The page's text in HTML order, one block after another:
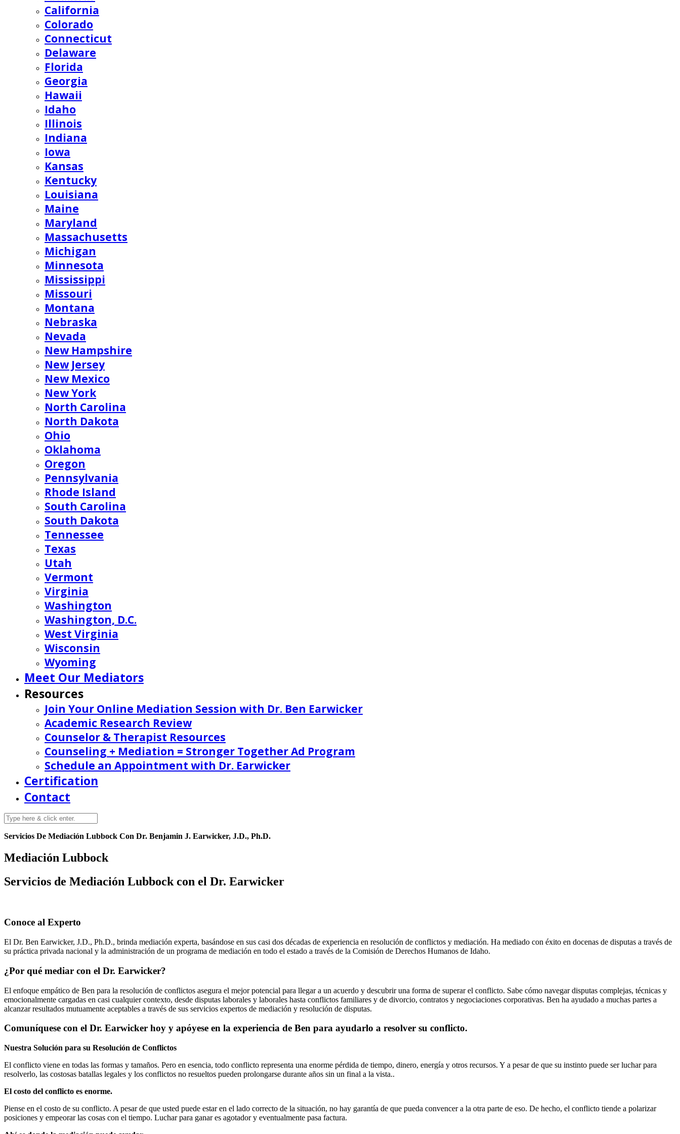
California
Colorado
Connecticut
Delaware
Florida
Georgia
Hawaii
Idaho
Illinois
Indiana
Iowa
Kansas
Kentucky
Louisiana
Maine
Maryland
Massachusetts
Michigan
Minnesota
Mississippi
Missouri
Montana
Nebraska
Nevada
New Hampshire
New Jersey
New Mexico
New York
North Carolina
North Dakota
Ohio
Oklahoma
Oregon
Pennsylvania
Rhode Island
South Carolina
South Dakota
Tennessee
Texas
Utah
Vermont
Virginia
Washington
Washington, D.C.
West Virginia
Wisconsin
Wyoming
Meet Our Mediators
Resources
Join Your Online Mediation Session with Dr. Ben Earwicker
Academic Research Review
Counselor & Therapist Resources
Counseling + Mediation = Stronger Together Ad Program
Schedule an Appointment with Dr. Earwicker
Certification
Contact
Servicios De Mediación Lubbock Con Dr. Benjamin J. Earwicker, J.D., Ph.D.
Mediación Lubbock
Servicios de Mediación Lubbock con el Dr. Earwicker
Conoce al Experto
El Dr. Ben Earwicker, J.D., Ph.D., brinda mediación experta, basándose en sus casi dos décadas de experiencia en resolución de conflictos y mediación. Ha mediado con éxito en docenas de disputas a través de
su práctica privada nacional y la administración de un programa de mediación en todo el estado a través de la Comisión de Derechos Humanos de Idaho.
¿Por qué mediar con el Dr. Earwicker?
El enfoque empático de Ben para la resolución de conflictos asegura el mejor potencial para llegar a un acuerdo y descubrir una forma de superar el conflicto. Sabe cómo navegar disputas complejas, técnicas y
emocionalmente cargadas en casi cualquier contexto, desde disputas laborales y laborales hasta conflictos familiares y de divorcio, contratos y negociaciones corporativas. Ben ha ayudado a muchas partes a
alcanzar resultados mutuamente aceptables a través de sus servicios expertos de mediación y resolución de disputas.
Comuníquese con el Dr. Earwicker hoy y apóyese en la experiencia de Ben para ayudarlo a resolver su conflicto.
Nuestra Solución para su Resolución de Conflictos
El conflicto viene en todas las formas y tamaños. Pero en esencia, todo conflicto representa una enorme pérdida de tiempo, dinero, energía y otros recursos. Y a pesar de que su instinto puede ser luchar para
resolverlo, las costosas batallas legales y los conflictos no resueltos pueden prolongarse durante años sin un final a la vista..
El costo del conflicto es enorme.
Piense en el costo de su conflicto. A pesar de que usted puede estar en el lado correcto de la situación, no hay garantía de que pueda convencer a la otra parte de eso. De hecho, el conflicto tiende a polarizar
posiciones y empeorar las cosas con el tiempo. Luchar para ganar es agotador y eventualmente pasa factura.